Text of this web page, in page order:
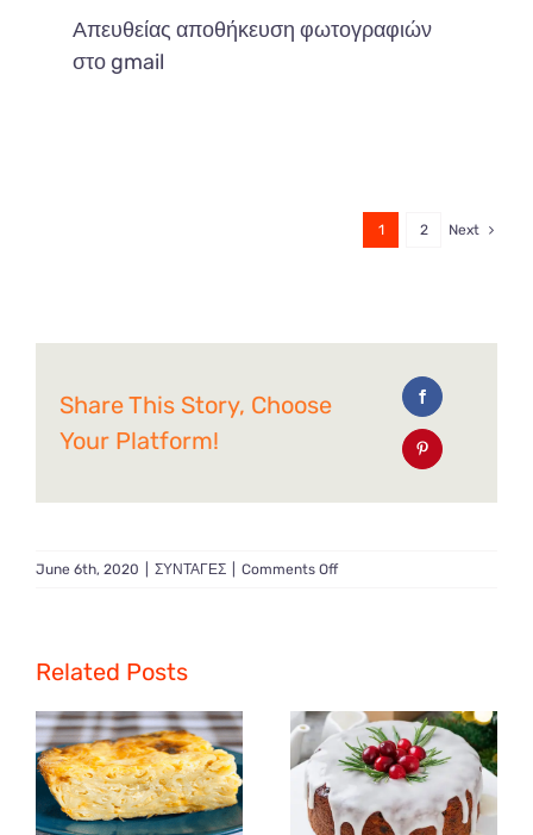
Απευθείας αποθήκευση φωτογραφιών
στο gmail
1 2 Next
Share This Story, Choose
Your Platform!
June 6th, 2020 ΣΥΝΤΑΓΕΣ Comments Offon
παντζάρια
Related Posts